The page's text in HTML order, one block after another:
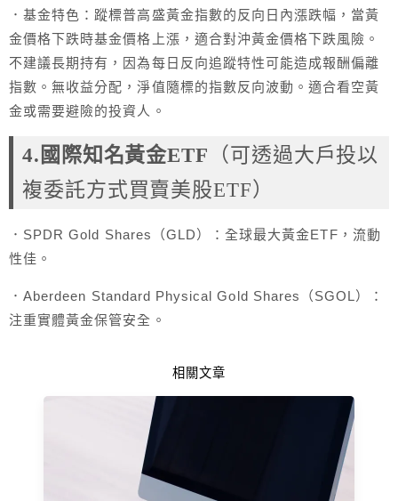
．基金特色：蹤標普高盛黃金指數的反向日內漲跌幅，當黃
金價格下跌時基金價格上漲，適合對沖黃金價格下跌風險。
不建議長期持有，因為每日反向追蹤特性可能造成報酬偏離
指數。無收益分配，淨值隨標的指數反向波動。適合看空黃
金或需要避險的投資人。
4.國際知名黃金ETF （可透過大戶投以
複委託方式買賣美股ETF）
．SPDR Gold Shares（GLD）：全球最大黃金ETF，流動
性佳。
．Aberdeen Standard Physical Gold Shares（SGOL）：
注重實體黃金保管安全。
相關文章